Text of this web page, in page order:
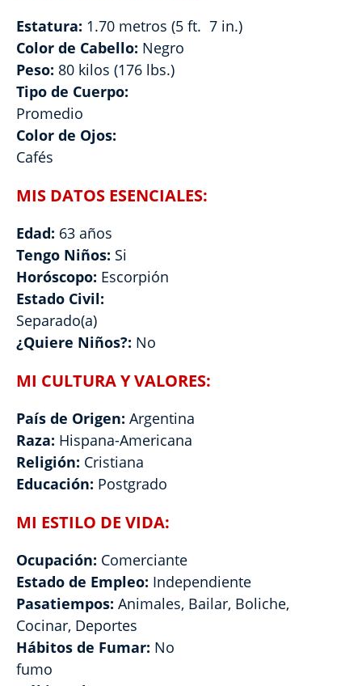
Estatura: 1.70 metros (5 ft. 7 in.)
Color de Cabello: Negro
Peso: 80 kilos (176 lbs.)
Tipo de Cuerpo:
Promedio
Color de Ojos:
Cafés
MIS DATOS ESENCIALES:
Edad: 63 años
Tengo Niños: Si
Horóscopo: Escorpión
Estado Civil:
Separado(a)
¿Quiere Niños?: No
MI CULTURA Y VALORES:
País de Origen: Argentina
Raza: Hispana-Americana
Religión: Cristiana
Educación: Postgrado
MI ESTILO DE VIDA:
Ocupación: Comerciante
Estado de Empleo: Independiente
Pasatiempos: Animales, Bailar, Boliche,
Cocinar, Deportes
Hábitos de Fumar: No
fumo